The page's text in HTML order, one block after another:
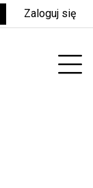
Zaloguj się